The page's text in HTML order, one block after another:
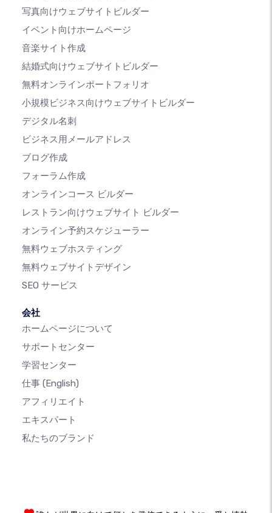
写真向けウェブサイトビルダー
イベント向けホームページ
音楽サイト作成
結婚式向けウェブサイトビルダー
無料オンラインポートフォリオ
小規模ビジネス向けウェブサイトビルダー
デジタル名刺
ビジネス用メールアドレス
ブログ作成
フォーラム作成
オンラインコース ビルダー
レストラン向けウェブサイト ビルダー
オンライン予約スケジューラー
無料ウェブホスティング
無料ウェブサイトデザイン
SEO サービス
会社
ホームページについて
サポートセンター
学習センター
仕事 (English)
アフィリエイト
エキスパート
私たちのブランド